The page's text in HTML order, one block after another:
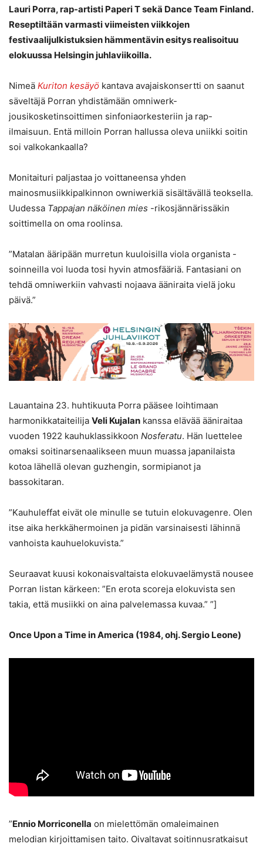
Lauri Porra, rap-artisti Paperi T sekä Dance Team Finland.
Reseptiltään varmasti viimeisten viikkojen
festivaalijulkistuksien hämmentävin esitys realisoituu
elokuussa Helsingin juhlaviikoilla.
Nimeä Kuriton kesäyö kantava avajaiskonsertti on saanut
säveltäjä Porran yhdistämään omniwerk-
jousikosketinsoittimen sinfoniaorkesteriin ja rap-
ilmaisuun. Entä milloin Porran hallussa oleva uniikki soitin
soi valkokankaalla?
Monitaituri paljastaa jo voittaneensa yhden
mainosmusiikkipalkinnon owniwerkiä sisältävällä teoksella.
Uudessa Tappajan näköinen mies -rikosjännärissäkin
soittimella on oma roolinsa.
”Matalan ääripään murretun kuuloisilla viola organista -
soinneilla voi luoda tosi hyvin atmosfääriä. Fantasiani on
tehdä omniwerkiin vahvasti nojaava ääniraita vielä joku
päivä.”
Lauantaina 23. huhtikuuta Porra pääsee loihtimaan
harmonikkataiteilija Veli Kujalan kanssa elävää ääniraitaa
vuoden 1922 kauhuklassikkoon Nosferatu. Hän luettelee
omaksi soitinarsenaalikseen muun muassa japanilaista
kotoa lähellä olevan guzhengin, sormipianot ja
bassokitaran.
”Kauhuleffat eivät ole minulle se tutuin elokuvagenre. Olen
itse aika herkkähermoinen ja pidän varsinaisesti lähinnä
vanhoista kauhuelokuvista.”
Seuraavat kuusi kokonaisvaltaista elokuvaelämystä nousee
Porran listan kärkeen: ”En erota scoreja elokuvista sen
takia, että musiikki on aina palvelemassa kuvaa.” ”]
Once Upon a Time in America (1984, ohj. Sergio Leone)
”Ennio Morriconella on mielettömän omaleimainen
melodian kirjoittamisen taito. Oivaltavat soitinnusratkaisut